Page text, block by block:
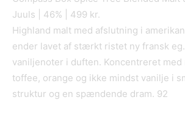
Juuls | 46% | 499 kr.
Highland malt med afslutning i
ender lavet af stærkt ristet ny fransk
vaniljenoter i duften. Koncentreret med
toffee, orange og ikke mindst vanilje i
struktur og en spændende dram. 92